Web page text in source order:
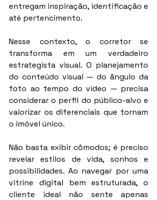
entregam inspiração, identificação e
até pertencimento.
Nesse contexto, o corretor se
transforma em um verdadeiro
estrategista visual. O planejamento
do conteúdo visual — do ângulo da
foto ao tempo do vídeo — precisa
considerar o perfil do público-alvo e
valorizar os diferenciais que tornam
o imóvel único.
Não basta exibir cômodos; é preciso
revelar estilos de vida, sonhos e
possibilidades. Ao navegar por uma
vitrine digital bem estruturada, o
cliente ideal não sente apenas